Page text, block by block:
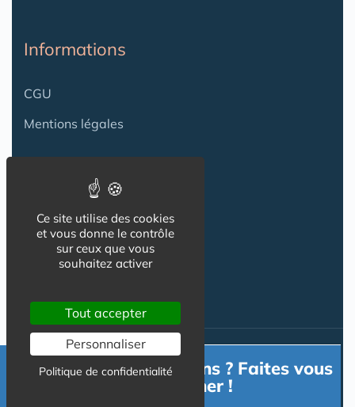
Informations
CGU
Mentions légales
Contact
Publicité
Nos autres sites :
Besoin d'informations ? Faites vous
accompagner !
Ce site utilise des cookies
et vous donne le contrôle
sur ceux que vous
souhaitez activer
Tout accepter
Personnaliser
Politique de confidentialité